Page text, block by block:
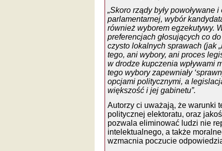
„Skoro rządy były
parlamentarnej, wybór
również wyborem egzekutywy.
preferencjach głosujących co
czysto lokalnych sprawach (jak
tego, ani wybory, ani proces
w drodze kupczenia wpływami
tego wybory zapewniały
opcjami politycznymi, a
większość i jej gabinetu”.
Autorzy ci uważają, że warunki
politycznej elektoratu, oraz
pozwala eliminować ludzi nie
intelektualnego, a także
wzmacnia poczucie